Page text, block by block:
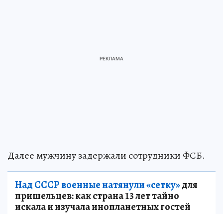
Далее мужчину задержали сотрудники ФСБ.
Над СССР военные натянули «сетку»для
пришельцев: как страна 13 лет тайно
искала и изучала инопланетных гостей